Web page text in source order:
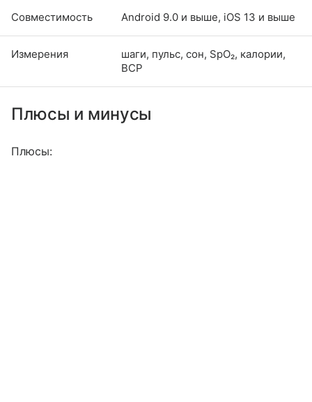
Совместимость Android 9.0 и выше, iOS 13 и выше
Измерения
шаги, пульс, сон, SpO₂, калории,
ВСР
Плюсы и минусы
Плюсы: